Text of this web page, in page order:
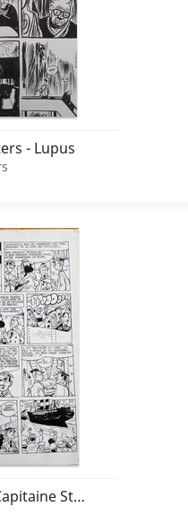
- Lupus
Frank Le Gall - Capitaine Steene